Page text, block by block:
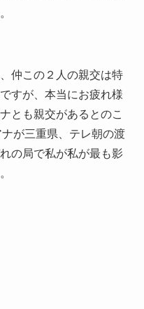
仲この２人の親交は特
すが、本当にお疲れ様
とも親交があるとのこ
が三重県、テレ朝の渡
の局で私が私が最も影